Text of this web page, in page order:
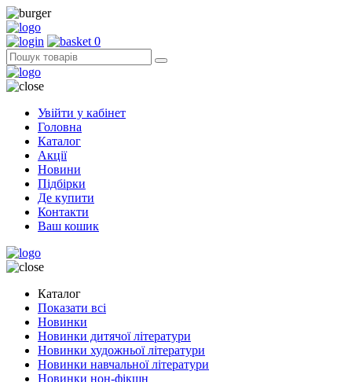
0
Увійти у кабінет
Головна
Каталог
Акції
Новини
Підбірки
Де купити
Контакти
Ваш кошик
Каталог
Показати всі
Новинки
Новинки дитячої літератури
Новинки художньої літератури
Новинки навчальної літератури
Новинки нон-фікшн